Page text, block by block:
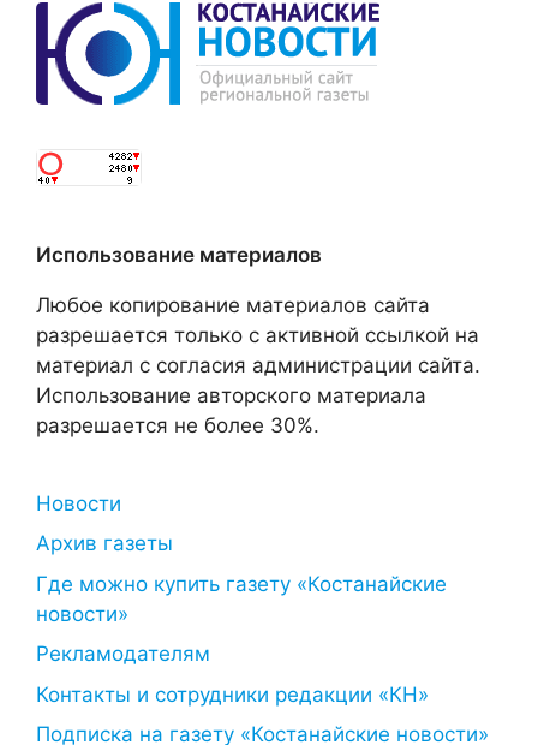
Использование материалов
Любое копирование материалов сайта
разрешается только с активной ссылкой на
материал с согласия администрации сайта.
Использование авторского материала
разрешается не более 30%.
Новости
Архив газеты
Где можно купить газету «Костанайские
новости»
Рекламодателям
Контакты и сотрудники редакции «КН»
Подписка на газету «Костанайские новости»